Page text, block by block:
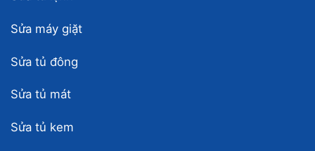
Sửa máy giặt
Sửa tủ đông
Sửa tủ mát
Sửa tủ kem